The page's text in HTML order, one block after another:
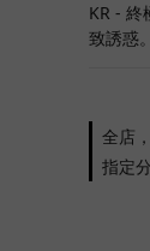
KR - 終
致誘惑。
全店
指定